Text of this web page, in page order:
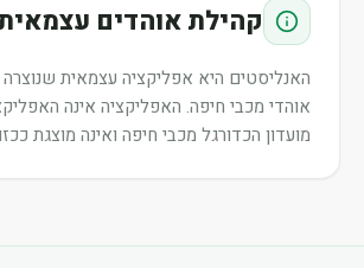
קהילת אוהדים
האנליסטים היא אפליקציה עצמאית
אוהדי מכבי חיפה. האפליקציה אינה
מועדון הכדורגל מכבי חיפה ואינה מוצגת